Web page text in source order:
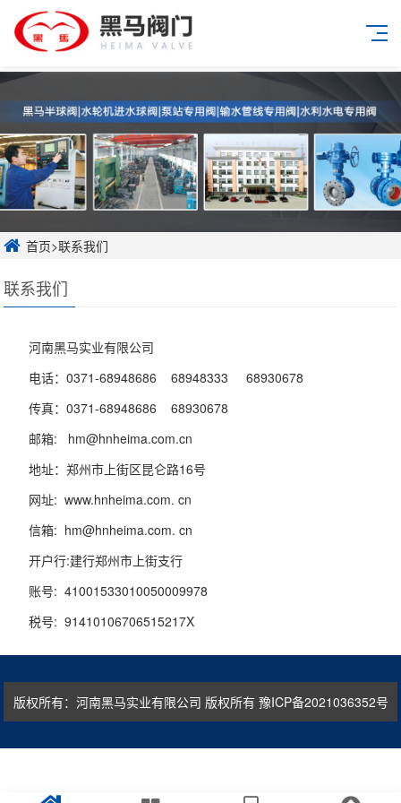
首页>联系我们
联系我们
河南黑马实业有限公司
电话：0371-68948686 68948333 68930678
传真：0371-68948686 68930678
邮箱: hm@hnheima.com.cn
地址：郑州市上街区昆仑路16号
网址: www.hnheima.com. cn
信箱: hm@hnheima.com. cn
开户行:建行郑州市上街支行
账号: 41001533010050009978
税号: 91410106706515217X
版权所有：河南黑马实业有限公司 版权所有 豫ICP备2021036352号